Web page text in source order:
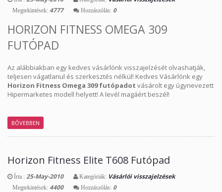
Megtekintések: 4777 Hozzászólás: 0
HORIZON FITNESS OMEGA 309
FUTÓPAD
Az alábbiakban egy kedves vásárlónk visszajelzését olvashatják,
teljesen vágatlanul és szerkesztés nélkül! Kedves Vásárlónk egy
Horizon Fitness Omega 309 futópadot vásárolt egy úgynevezett
Hipermarketes modell helyett! A levél magáért beszél!
BŐVEBBEN
Horizon Fitness Elite T608 Futópad
Írta : 25-May-2010 Kategóriák: Vásárlói visszajelzések
Megtekintések: 4400 Hozzászólás: 0